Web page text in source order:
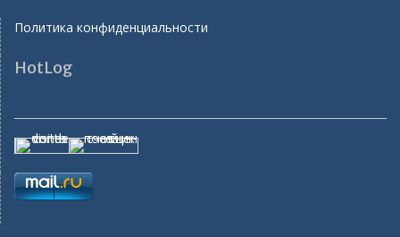
Политика конфиденциальности
HotLog